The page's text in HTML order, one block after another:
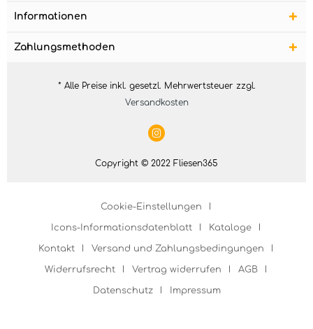
Informationen
Zahlungsmethoden
* Alle Preise inkl. gesetzl. Mehrwertsteuer zzgl.
Versandkosten
Copyright © 2022 Fliesen365
Cookie-Einstellungen
Icons-Informationsdatenblatt Kataloge
Kontakt Versand und Zahlungsbedingungen
Widerrufsrecht Vertrag widerrufen AGB
Datenschutz Impressum